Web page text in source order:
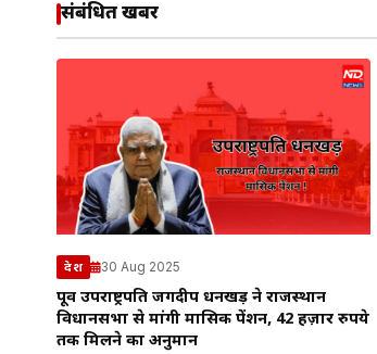
संबंधित खबरें
देश 30 Aug 2025
पूर्व उपराष्ट्रपति जगदीप धनखड़ ने राजस्थान
विधानसभा से मांगी मासिक पेंशन, 42 हज़ार रुपये
तक मिलने का अनुमान